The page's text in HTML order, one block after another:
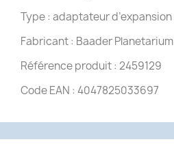
Type : adaptateur d’expansion
Fabricant : Baader Planetarium
Référence produit : 2459129
Code EAN : 4047825033697